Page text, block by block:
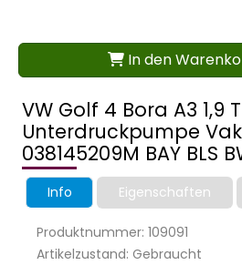
VW Golf 4 Bora A3 1,9
Unterdruckpumpe
038145209M BAY BLS
Info Eigenschaften
Produktnummer: 109091
Artikelzustand: Gebraucht
In den